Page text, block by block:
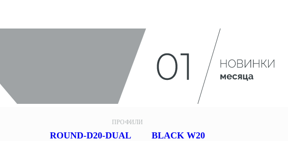
ПРОФИЛИ
ROUND-D20-DUAL BLACK W20